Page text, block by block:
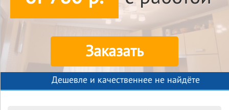
Заказать
Дешевле и качественнее не найдёте